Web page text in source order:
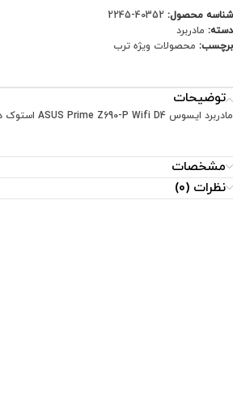
شناسه محصول: 40352-2245
دسته: مادربرد
برچسب: محصولات ویژه ترب
توضیحات
مادربرد ایسوس ASUS Prime Z690-P Wifi D4 استوک در حد نو
مشخصات
نظرات (0)